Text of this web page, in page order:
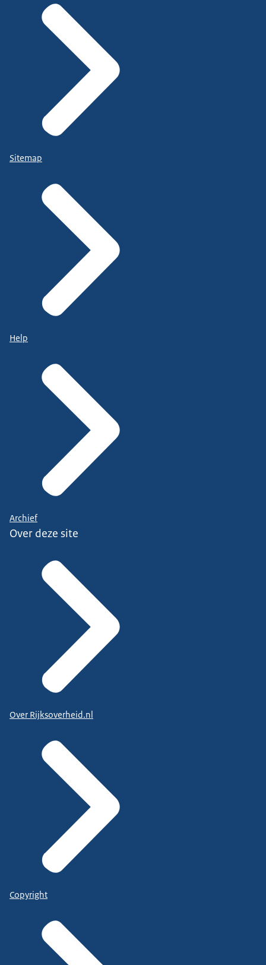
Sitemap
Help
Archief
Over deze site
Over Rijksoverheid.nl
Copyright